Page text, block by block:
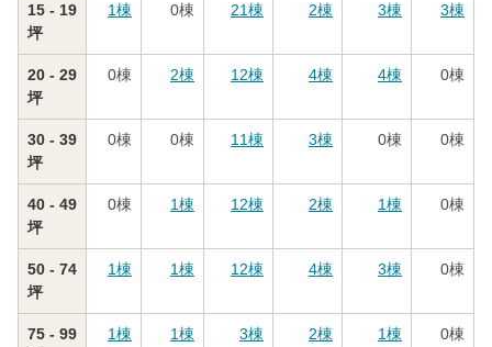
15 - 19
坪
1棟 0棟 21棟 2棟 3棟 3棟
20 - 29
坪
0棟 2棟 12棟 4棟 4棟 0棟
30 - 39
坪
0棟 0棟 11棟 3棟 0棟 0棟
40 - 49
坪
0棟 1棟 12棟 2棟 1棟 0棟
50 - 74
坪
1棟 1棟 12棟 4棟 3棟 0棟
75 - 99
1棟 1棟 3棟 2棟 1棟 0棟